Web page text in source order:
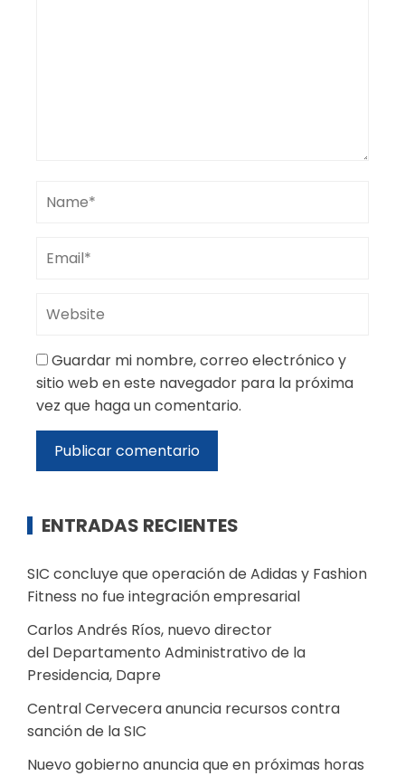
Guardar mi nombre, correo electrónico y
sitio web en este navegador para la próxima
vez que haga un comentario.
ENTRADAS RECIENTES
SIC concluye que operación de Adidas y Fashion
Fitness no fue integración empresarial
Carlos Andrés Ríos, nuevo director
del Departamento Administrativo de la
Presidencia, Dapre
Central Cervecera anuncia recursos contra
sanción de la SIC
Nuevo gobierno anuncia que en próximas horas